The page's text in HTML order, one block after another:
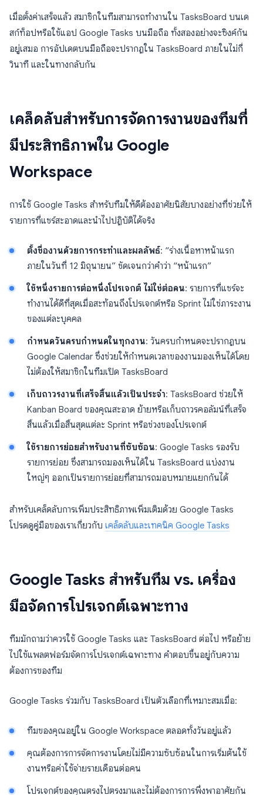
เมื่อตั้งค่าเสร็จแล้ว สมาชิกในทีมสามารถทำงานใน TasksBoard บนเด
สก์ท็อปหรือใช้แอป Google Tasks บนมือถือ ทั้งสองอย่างจะซิงค์กัน
อยู่เสมอ การอัปเดตบนมือถือจะปรากฏใน TasksBoard ภายในไม่กี่
วินาที และในทางกลับกัน
เคล็ดลับสำหรับการจัดการงานของทีมที่
มีประสิทธิภาพใน Google
Workspace
การใช้ Google Tasks สำหรับทีมให้ดีต้องอาศัยนิสัยบางอย่างที่ช่วยให้
รายการที่แชร์สะอาดและนำไปปฏิบัติได้จริง
ตั้งชื่องานด้วยการกระทำและผลลัพธ์: “ร่างเนื้อหาหน้าแรก
ภายในวันที่ 12 มิถุนายน” ชัดเจนกว่าคำว่า “หน้าแรก”
ใช้หนึ่งรายการต่อหนึ่งโปรเจกต์ ไม่ใช่ต่อคน: รายการที่แชร์จะ
ทำงานได้ดีที่สุดเมื่อสะท้อนถึงโปรเจกต์หรือ Sprint ไม่ใช่ภาระงาน
ของแต่ละบุคคล
กำหนดวันครบกำหนดในทุกงาน: วันครบกำหนดจะปรากฏบน
Google Calendar ซึ่งช่วยให้กำหนดเวลาของงานมองเห็นได้โดย
ไม่ต้องให้สมาชิกในทีมเปิด TasksBoard
เก็บถาวรงานที่เสร็จสิ้นแล้วเป็นประจำ: TasksBoard ช่วยให้
Kanban Board ของคุณสะอาด ย้ายหรือเก็บถาวรคอลัมน์ที่เสร็จ
สิ้นแล้วเมื่อสิ้นสุดแต่ละ Sprint หรือช่วงของโปรเจกต์
ใช้รายการย่อยสำหรับงานที่ซับซ้อน: Google Tasks รองรับ
รายการย่อย ซึ่งสามารถมองเห็นได้ใน TasksBoard แบ่งงาน
ใหญ่ๆ ออกเป็นรายการย่อยที่สามารถมอบหมายแยกกันได้
สำหรับเคล็ดลับการเพิ่มประสิทธิภาพเพิ่มเติมด้วย Google Tasks
โปรดดูคู่มือของเราเกี่ยวกับ เคล็ดลับและเทคนิค Google Tasks
Google Tasks สำหรับทีม vs. เครื่อง
มือจัดการโปรเจกต์เฉพาะทาง
ทีมมักถามว่าควรใช้ Google Tasks และ TasksBoard ต่อไป หรือย้าย
ไปใช้แพลตฟอร์มจัดการโปรเจกต์เฉพาะทาง คำตอบขึ้นอยู่กับความ
ต้องการของทีม
Google Tasks ร่วมกับ TasksBoard เป็นตัวเลือกที่เหมาะสมเมื่อ:
ทีมของคุณอยู่ใน Google Workspace ตลอดทั้งวันอยู่แล้ว
คุณต้องการการจัดการงานโดยไม่มีความซับซ้อนในการเริ่มต้นใช้
งานหรือค่าใช้จ่ายรายเดือนต่อคน
โปรเจกต์ของคุณตรงไปตรงมาและไม่ต้องการการพึ่งพาอาศัยกัน